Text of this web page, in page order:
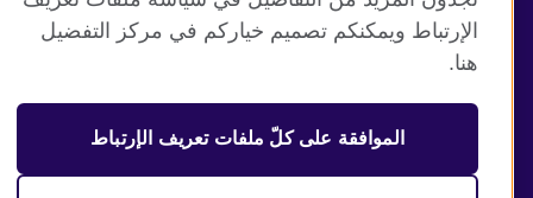
الخصوصية وشروط الاستخدام
ملفات تعريف الإرتباط
خريطة الموقع
منظمة المملكة المتحدة الدولية للعلاقات الثقافية والفرص
الإرتباط ويمكنكم تصميم خياركم في مركز التفضيل
هنا.
الموافقة على كلّ ملفات تعريف الإرتباط